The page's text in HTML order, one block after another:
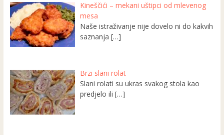
Kineščići – mekani uštipci od mlevenog
mesa
Naše istraživanje nije dovelo ni do kakvih
saznanja[…]
Brzi slani rolat
Slani rolati su ukras svakog stola kao
predjelo ili[…]